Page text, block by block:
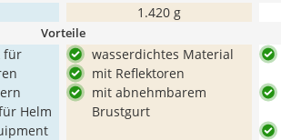
1.420 g
Vorteile
für
Helm
wasserdichtes Material
mit Reflektoren
mit abnehmbarem
Brustgurt